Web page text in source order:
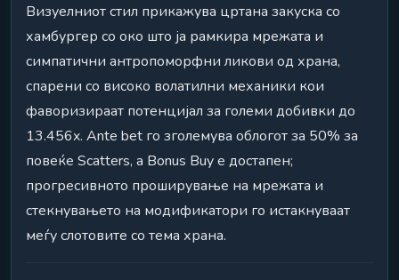
Визуелниот стил прикажува цртана закуска со
хамбургер со око што ја рамкира мрежата и
симпатични антропоморфни ликови од храна,
спарени со високо волатилни механики кои
фаворизираат потенцијал за големи добивки до
13.456x. Ante bet го зголемува облогот за 50% за
повеќе Scatters, а Bonus Buy е достапен;
прогресивното проширување на мрежата и
стекнувањето на модификатори го истакнуваат
меѓу слотовите со тема храна.